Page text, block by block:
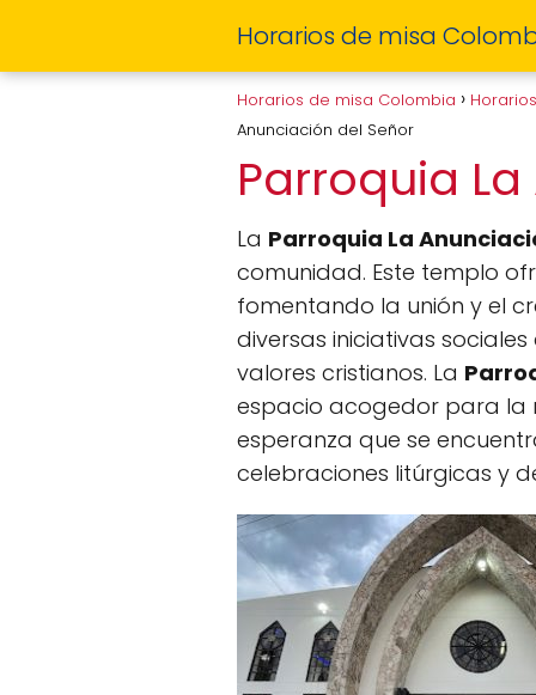
Horarios de misa
Horarios de misa Colombia
Anunciación del Señor
Parroquia
La Parroquia La
comunidad. Este templo
fomentando la unión y el
diversas iniciativas
valores cristianos. La
espacio acogedor para la
esperanza que se
celebraciones litúrgicas y